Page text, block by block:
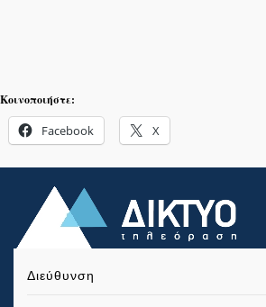
Κοινοποιήστε:
Facebook X
Διεύθυνση